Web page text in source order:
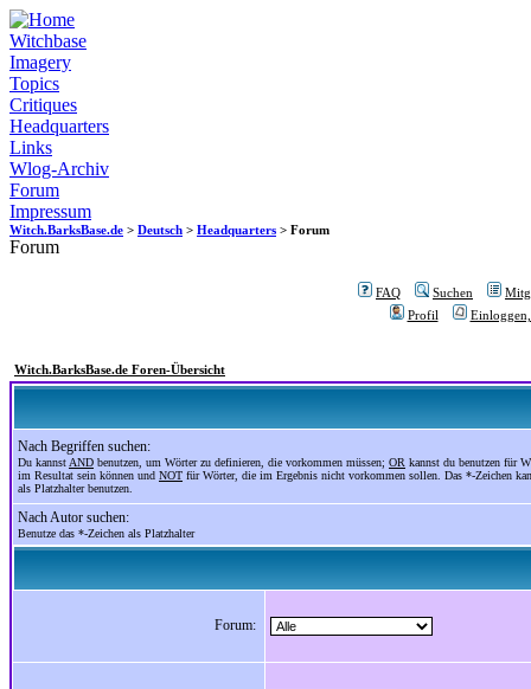
Witchbase
Imagery
Topics
Critiques
Headquarters
Links
Wlog-Archiv
Forum
Impressum
Witch.BarksBase.de > Deutsch > Headquarters > Forum
Forum
FAQ Suchen
Profil
Witch.BarksBase.de Foren-Übersicht
Nach Begriffen suchen:
Du kannst AND benutzen, um Wörter zu definieren, die vorkommen müssen; OR kannst du benutzen für
im Resultat sein können und NOT für Wörter, die im Ergebnis nicht vorkommen sollen. Das *-Zeichen
als Platzhalter benutzen.
Nach Autor suchen:
Benutze das *-Zeichen als Platzhalter
Forum: